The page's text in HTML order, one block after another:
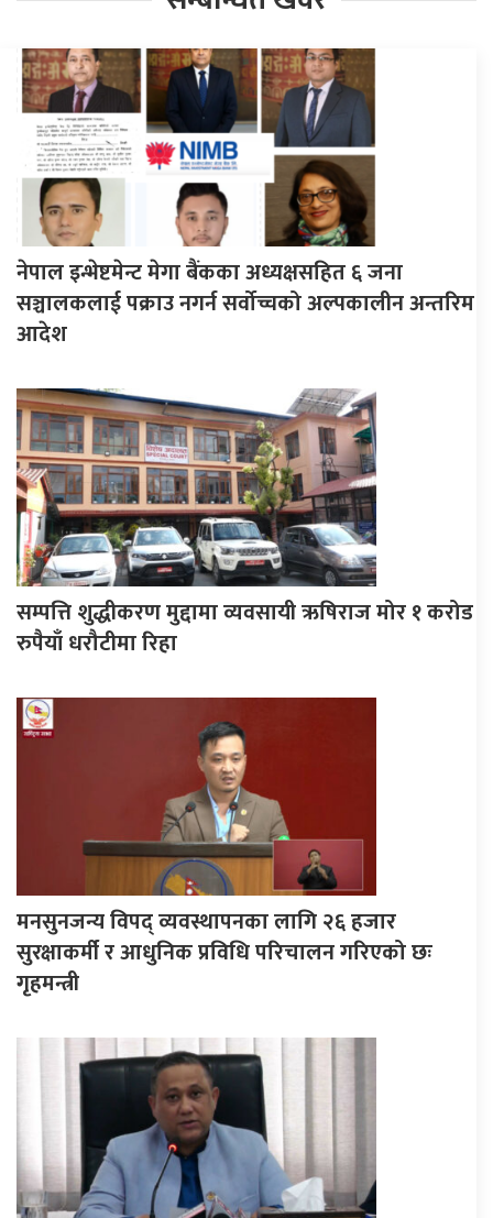
नेपाल इन्भेष्टमेन्ट मेगा बैंकका अध्यक्षसहित ६ जना
सञ्चालकलाई पक्राउ नगर्न सर्वोच्चको अल्पकालीन अन्तरिम
आदेश
सम्पत्ति शुद्धीकरण मुद्दामा व्यवसायी ऋषिराज मोर १ करोड
रुपैयाँ धरौटीमा रिहा
मनसुनजन्य विपद् व्यवस्थापनका लागि २६ हजार
सुरक्षाकर्मी र आधुनिक प्रविधि परिचालन गरिएको छः
गृहमन्त्री